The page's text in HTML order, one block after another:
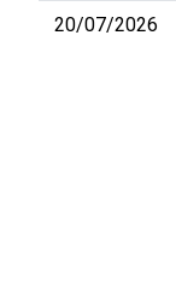
20/07/2026